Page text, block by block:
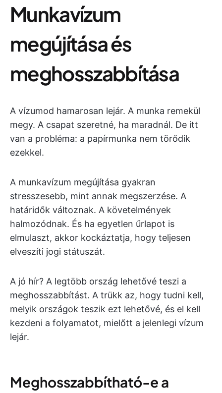
Munkavízum
megújítása és
meghosszabbítása
A vízumod hamarosan lejár. A munka remekül
megy. A csapat szeretné, ha maradnál. De itt
van a probléma: a papírmunka nem törődik
ezekkel.
A munkavízum megújítása gyakran
stresszesebb, mint annak megszerzése. A
határidők változnak. A követelmények
halmozódnak. És ha egyetlen űrlapot is
elmulaszt, akkor kockáztatja, hogy teljesen
elveszíti jogi státuszát.
A jó hír? A legtöbb ország lehetővé teszi a
meghosszabbítást. A trükk az, hogy tudni kell,
melyik országok teszik ezt lehetővé, és el kell
kezdeni a folyamatot, mielőtt a jelenlegi vízum
lejár.
Meghosszabbítható-e a